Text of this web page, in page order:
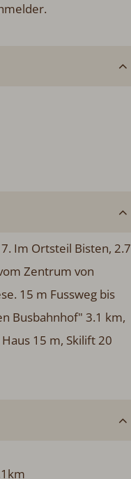
Im Ortsteil Bisten, 2.7
Zentrum von
15 m Fussweg bis
Busbahnhof" 3.1 km,
15 m, Skilift 20